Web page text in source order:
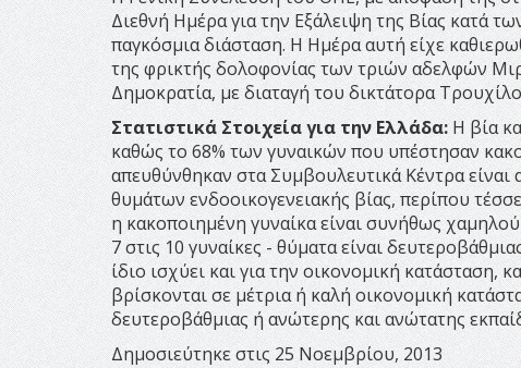
Διεθνή Ημέρα για την Εξάλειψη της Βίας κατά
παγκόσμια διάσταση. Η Ημέρα αυτή είχε
της φρικτής δολοφονίας των τριών αδελφών
Δημοκρατία, με διαταγή του δικτάτορα
Στατιστικά Στοιχεία για την Ελλάδα:Η βία
καθώς το 68% των γυναικών που υπέστησαν
απευθύνθηκαν στα Συμβουλευτικά Κέντρα
θυμάτων ενδοοικογενειακής βίας, περίπου
η κακοποιημένη γυναίκα είναι συνήθως
7 στις 10 γυναίκες - θύματα είναι
ίδιο ισχύει και για την οικονομική κατάσταση,
βρίσκονται σε μέτρια ή καλή οικονομική
δευτεροβάθμιας ή ανώτερης και ανώτατης
Δημοσιεύτηκε στις 25 Νοεμβρίου, 2013